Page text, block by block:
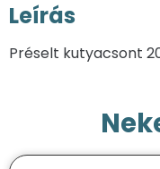
Leírás
Préselt kutyacsont